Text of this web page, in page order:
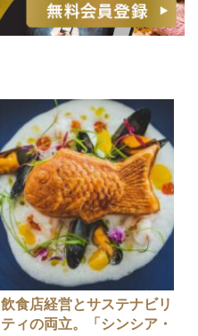
飲食店経営とサステナビリ
ティの両立。「シンシア・